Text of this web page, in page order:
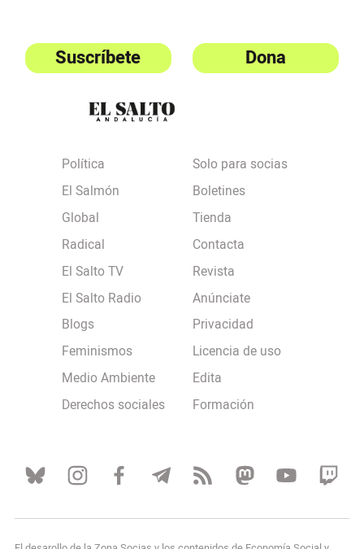
Suscríbete Dona
Política
El Salmón
Global
Radical
El Salto TV
El Salto Radio
Blogs
Feminismos
Medio Ambiente
Derechos sociales
Solo para socias
Boletines
Tienda
Contacta
Revista
Anúnciate
Privacidad
Licencia de uso
Edita
Formación